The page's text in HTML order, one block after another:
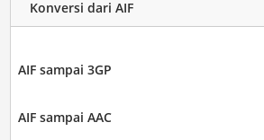
Konversi dari AIF
AIF sampai 3GP
AIF sampai AAC